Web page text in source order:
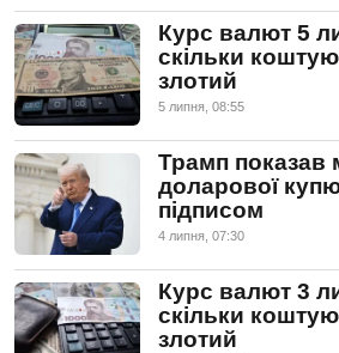
Курс валют 5
скільки
злотий
5 липня, 08:55
Трамп показав
доларової
підписом
4 липня, 07:30
Курс валют 3
скільки
злотий